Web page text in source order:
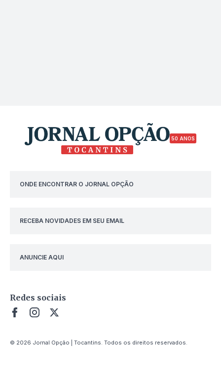
50 ANOS
ONDE ENCONTRAR O JORNAL OPÇÃO
RECEBA NOVIDADES EM SEU EMAIL
ANUNCIE AQUI
Redes sociais
© 2026 Jornal Opção | Tocantins. Todos os direitos reservados.